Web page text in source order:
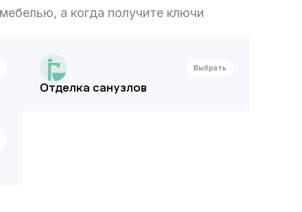
а когда получите ключи
Выбрать
Отделка санузлов